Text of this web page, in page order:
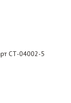
СТ-04002-5